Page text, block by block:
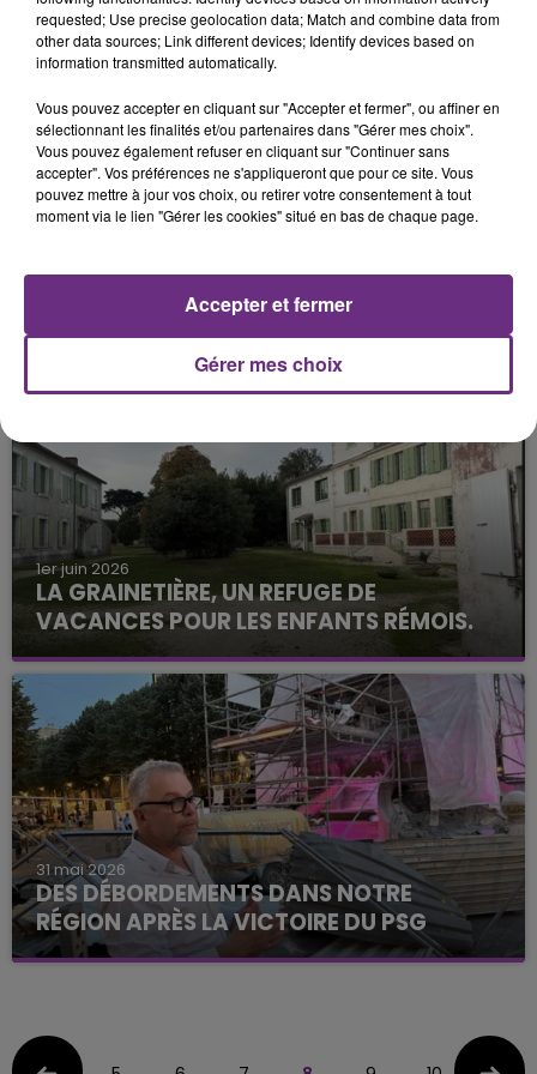
DÉCÈDE DANS UN ACCIDENT
LE CORPS D’UNE OCTOGÉNAIRE
RETROUVÉ SANS VIE.
1er juin 2026
LA GRAINETIÈRE, UN REFUGE DE
VACANCES POUR LES ENFANTS RÉMOIS.
31 mai 2026
DES DÉBORDEMENTS DANS NOTRE
RÉGION APRÈS LA VICTOIRE DU PSG
requested; Use precise geolocation data; Match and combine data from
other data sources; Link different devices; Identify devices based on
information transmitted automatically.
Vous pouvez accepter en cliquant sur "Accepter et fermer", ou affiner en
sélectionnant les finalités et/ou partenaires dans "Gérer mes choix".
Vous pouvez également refuser en cliquant sur "Continuer sans
accepter". Vos préférences ne s'appliqueront que pour ce site. Vous
pouvez mettre à jour vos choix, ou retirer votre consentement à tout
moment via le lien "Gérer les cookies" situé en bas de chaque page.
Gérer mes choix
Accepter et fermer